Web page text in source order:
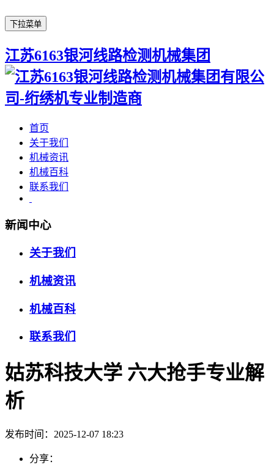
下拉菜单
江苏6163银河线路检测机械集团
首页
关于我们
机械资讯
机械百科
联系我们
新闻中心
关于我们
机械资讯
机械百科
联系我们
姑苏科技大学 六大抢手专业解
析
发布时间：2025-12-07 18:23
分享：